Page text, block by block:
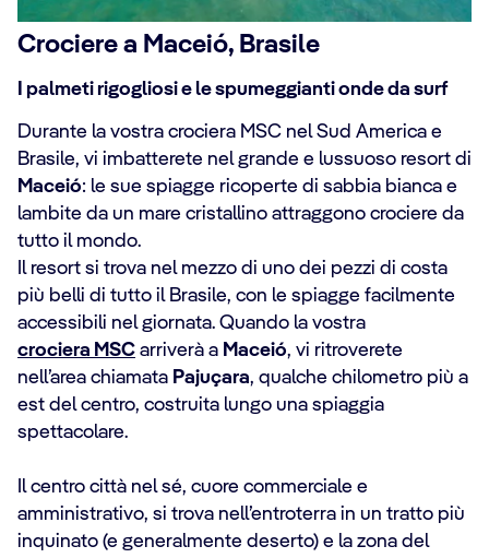
Crociere a Maceió, Brasile
I palmeti rigogliosi e le spumeggianti onde da surf
Durante la vostra crociera MSC nel Sud America e
Brasile, vi imbatterete nel grande e lussuoso resort di
Maceió: le sue spiagge ricoperte di sabbia bianca e
lambite da un mare cristallino attraggono crociere da
tutto il mondo.
Il resort si trova nel mezzo di uno dei pezzi di costa
più belli di tutto il Brasile, con le spiagge facilmente
accessibili nel giornata. Quando la vostra
crociera MSC arriverà a Maceió, vi ritroverete
nell’area chiamata Pajuçara, qualche chilometro più a
est del centro, costruita lungo una spiaggia
spettacolare.
Il centro città nel sé, cuore commerciale e
amministrativo, si trova nell’entroterra in un tratto più
inquinato (e generalmente deserto) e la zona del